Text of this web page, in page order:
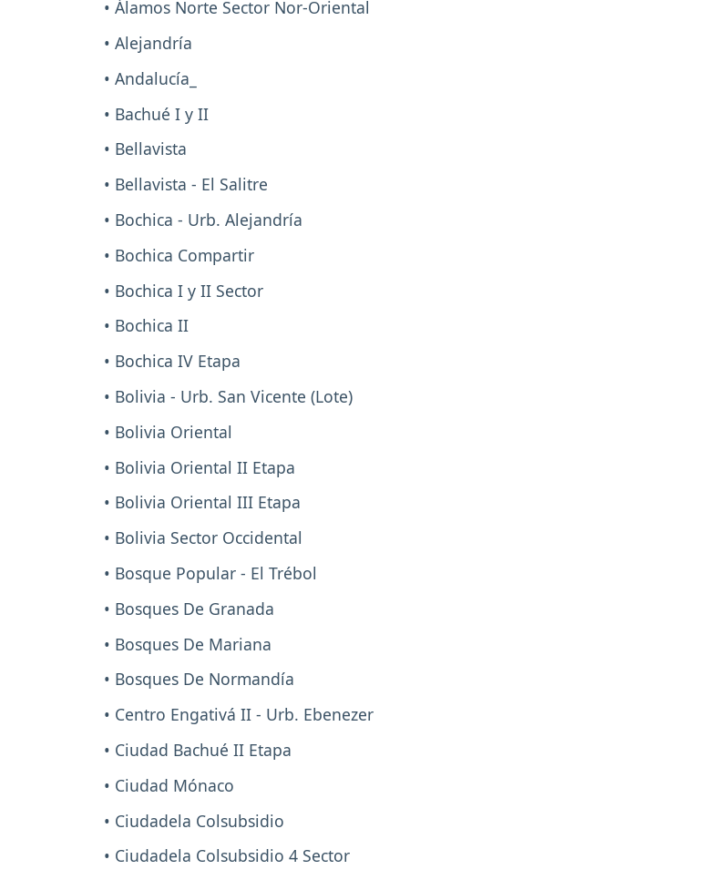
• Álamos Norte Sector Nor-Oriental
• Alejandría
• Andalucía_
• Bachué I y II
• Bellavista
• Bellavista - El Salitre
• Bochica - Urb. Alejandría
• Bochica Compartir
• Bochica I y II Sector
• Bochica II
• Bochica IV Etapa
• Bolivia - Urb. San Vicente (Lote)
• Bolivia Oriental
• Bolivia Oriental II Etapa
• Bolivia Oriental III Etapa
• Bolivia Sector Occidental
• Bosque Popular - El Trébol
• Bosques De Granada
• Bosques De Mariana
• Bosques De Normandía
• Centro Engativá II - Urb. Ebenezer
• Ciudad Bachué II Etapa
• Ciudad Mónaco
• Ciudadela Colsubsidio
• Ciudadela Colsubsidio 4 Sector